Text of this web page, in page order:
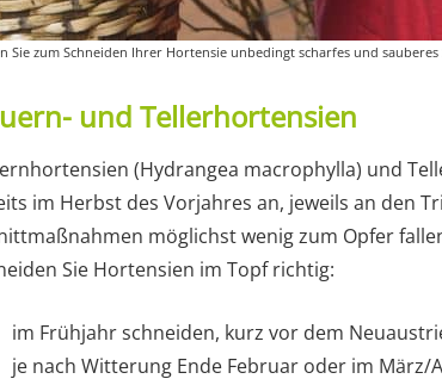
Sie zum Schneiden Ihrer Hortensie unbedingt scharfes und
und Tellerhortensien
(Hydrangea macrophylla) und
im Herbst des Vorjahres an, jeweils an den
möglichst wenig zum Opfer
Sie Hortensien im Topf richtig:
im Frühjahr schneiden, kurz vor dem
je nach Witterung Ende Februar oder im März/